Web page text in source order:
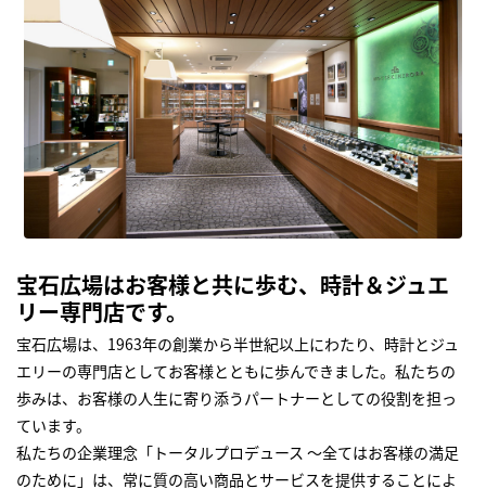
宝石広場はお客様と共に歩む、時計＆ジュエ
リー専門店です。
宝石広場は、1963年の創業から半世紀以上にわたり、時計とジュ
エリーの専門店としてお客様とともに歩んできました。私たちの
歩みは、お客様の人生に寄り添うパートナーとしての役割を担っ
ています。
私たちの企業理念「トータルプロデュース ～全てはお客様の満足
のために」は、常に質の高い商品とサービスを提供することによ